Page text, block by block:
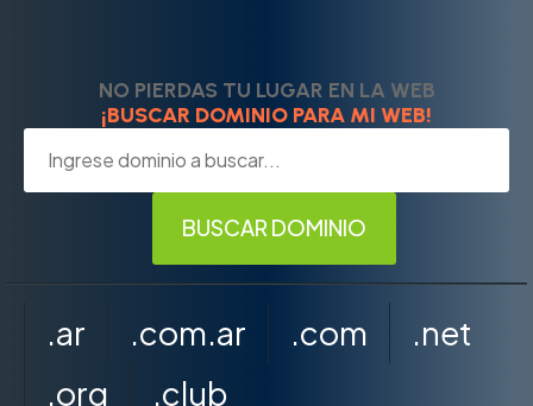
NO PIERDAS TU LUGAR EN LA WEB
¡BUSCAR DOMINIO PARA MI WEB!
.ar .com.ar .com
.net
.org
.club